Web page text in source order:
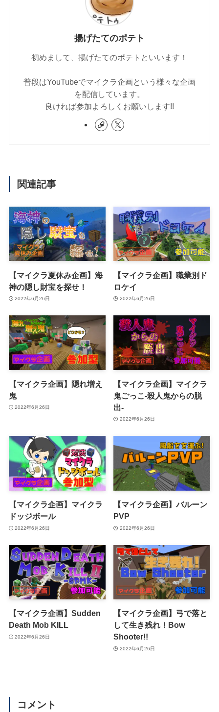
揚げたてのポテト
初めまして、揚げたてのポテトといいます！
普段はYouTubeでマイクラ企画という様々な企画
を配信しています。
良ければ参加よろしくお願いします!!
関連記事
【マイクラ夏休み企画】海
神の隠し財宝を探せ！
2022年6月26日
【マイクラ企画】職業別ド
ロケイ
2022年6月26日
【マイクラ企画】隠れ増え
鬼
2022年6月26日
【マイクラ企画】マイクラ
鬼ごっこ-殺人鬼からの脱
出-
2022年6月26日
【マイクラ企画】マイクラ
ドッジボール
2022年6月26日
【マイクラ企画】バルーン
PVP
2022年6月26日
【マイクラ企画】Sudden
Death Mob KILL
2022年6月26日
【マイクラ企画】弓で落と
して生き残れ！Bow
Shooter!!
2022年6月26日
コメント